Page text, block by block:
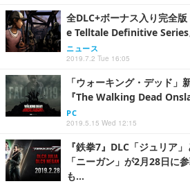
全DLC+ボーナス入り完全
e Telltale Definitive Series
ニュース
2019.7.2 Tue 16:05
「ウォーキング・デッド」
『The Walking Dead
PC
2019.5.15 Wed 12:15
『鉄拳7』DLC「ジュリア
「ニーガン」が2月28日に
も…